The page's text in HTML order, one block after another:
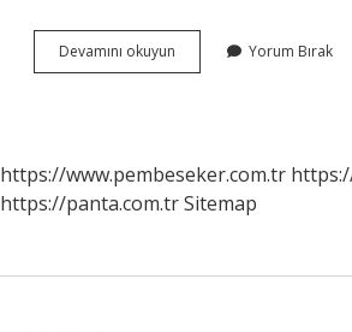
Devamını okuyun Litvanya
Da
Yorum Bırak
https://www.pembeseker.com.tr
https://panta.com.trSitemap